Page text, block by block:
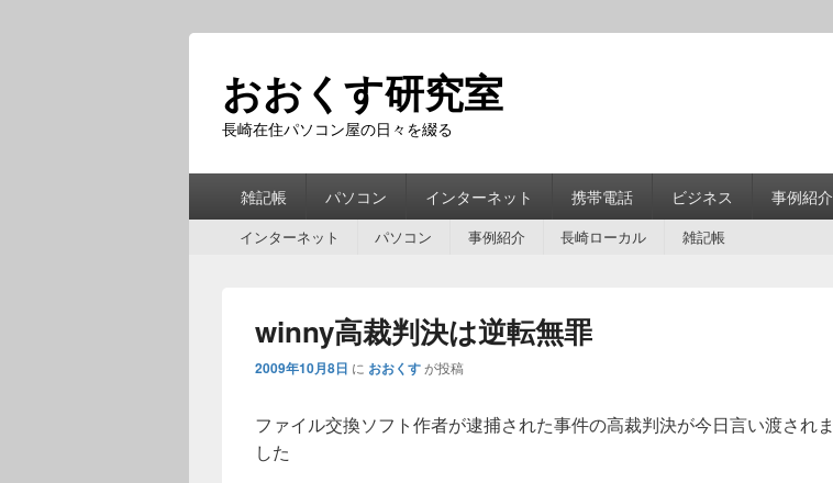
おおくす研究室
長崎在住パソコン屋の日々を綴る
雑記帳 パソコン インターネット 携帯電話 ビジネス 事例紹介
インターネット パソコン 事例紹介 長崎ローカル 雑記帳
winny高裁判決は逆転無罪
2009年10月8日 に おおくすが投稿
ファイル交換ソフト作者が逮捕された事件の高裁判決が今日言い渡されま
した